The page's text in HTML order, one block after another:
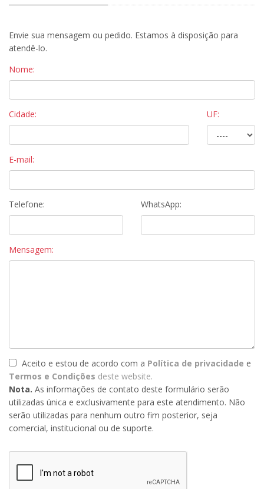
Envie sua mensagem ou pedido. Estamos à disposição para
atendê-lo.
Nome:
Cidade: UF:
E-mail:
Telefone: WhatsApp:
Mensagem:
Aceito e estou de acordo com a Política de privacidade e
Termos e Condições deste website.
Nota. As informações de contato deste formulário serão
utilizadas única e exclusivamente para este atendimento. Não
serão utilizadas para nenhum outro fim posterior, seja
comercial, institucional ou de suporte.